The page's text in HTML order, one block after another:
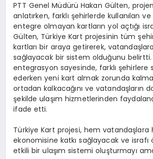
PTT Genel Müdürü Hakan Gülten,
anlatırken, farklı şehirlerde kullanılan
entegre olmayan kartların yol açtığı
Gülten, Türkiye Kart projesinin tüm
kartları bir araya getirerek,
sağlayacak bir sistem olduğunu belirtti.
entegrasyon sayesinde, farklı şehirlere
ederken yeni kart almak zorunda
ortadan kalkacağını ve vatandaşların
şekilde ulaşım hizmetlerinden
ifade etti.
Türkiye Kart projesi, hem vatandaşlara
ekonomisine katkı sağlayacak ve israfı
etkili bir ulaşım sistemi oluşturmayı